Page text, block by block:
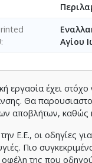
Αγίου
εργασία έχει
Θα
αποβλήτων,
Ε.Ε., οι οδηγίες
Πιο
οφέλη της που